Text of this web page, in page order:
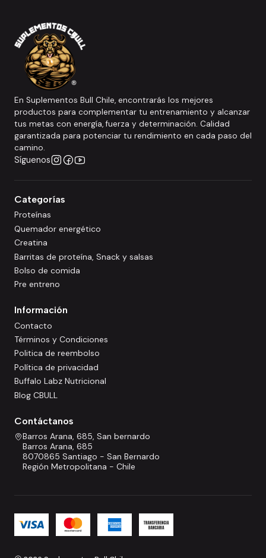
En Suplementos Bull Chile, encontrarás los mejores
productos para complementar tu entrenamiento y alcanzar
tus metas con energía, fuerza y determinación. Calidad
garantizada para potenciar tu rendimiento en cada paso del
camino.
Síguenos
Categorías
Proteínas
Quemador energético
Creatina
Barritas de proteína, Snack y salsas
Bolso de comida
Pre entreno
Información
Contacto
Términos y Condiciones
Politica de reembolso
Política de privacidad
Buffalo Labz Nutricional
Blog CBULL
Contáctanos
Barros Arana, 685, San bernardo
Barros Arana, 685
8070865 Santiago - San Bernardo
Región Metropolitana - Chile